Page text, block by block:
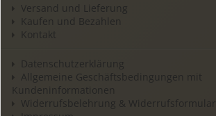
Versand und Lieferung
Kaufen und Bezahlen
Kontakt
Datenschutzerklärung
Allgemeine Geschäftsbedingungen mit
Kundeninformationen
Widerrufsbelehrung & Widerrufsformular